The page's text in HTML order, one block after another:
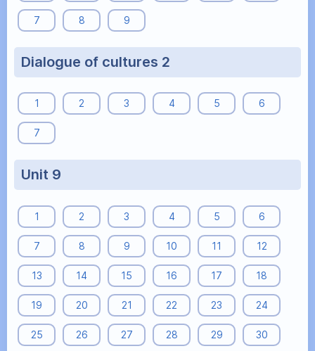
7 8 9
Dialogue of cultures 2
1 2 3 4 5 6
7
Unit 9
1 2 3 4 5 6
7 8 9 10 11 12
13 14 15 16 17 18
19 20 21 22 23 24
25 26 27 28 29 30